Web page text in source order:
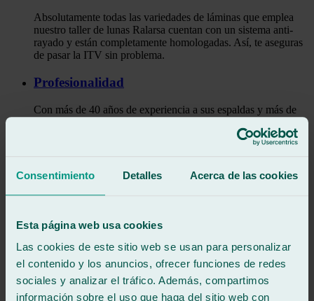
Consentimiento Detalles Acerca de las cookies
Esta página web usa cookies
Las cookies de este sitio web se usan para personalizar
el contenido y los anuncios, ofrecer funciones de redes
sociales y analizar el tráfico. Además, compartimos
información sobre el uso que haga del sitio web con
Absolutamente todas las variedades de láminas que emplea
nuestro taller de lunas Ralarsa cuentan con un sistema anti-
rayado y están completamente homologadas. Así, te aseguras
de pasar la ITV sin problema.
Profesionalidad
Con más de 40 años de experiencia a sus espaldas y más de
empresas líder en el sector del automóvil y te ofrece los
mejores servicios a tu disposición para que solicites
avances tecnológicos que han vivido los coches y sus
cuentan con la mejor calidad y eficiencia.
Compromiso